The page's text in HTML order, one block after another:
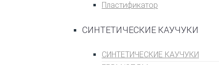
Пластификатор
СИНТЕТИЧЕСКИЕ КАУЧУКИ
СИНТЕТИЧЕСКИЕ КАУЧУКИ